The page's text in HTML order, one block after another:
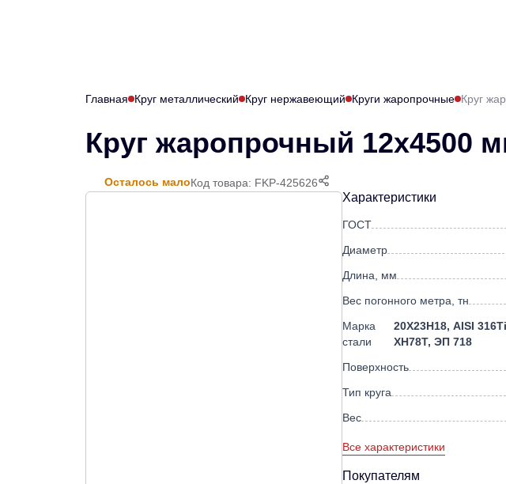
Главная Круг металлический Круг нержавеющий Круги жаропрочные Круг
Круг жаропрочный 12х4500
Осталось малоКод товара: FKP-425626
Характеристики
ГОСТ
Диаметр
Длина, мм
Вес погонного метра, тн
Марка
стали
20Х23Н18, AISI
ХН78Т, ЭП 718
Поверхность
Тип круга
Вес
Все характеристики
Покупателям